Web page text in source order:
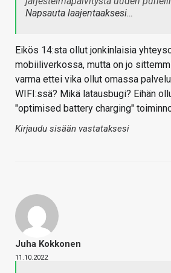
Napsauta laajentaaksesi…
Eikös 14:sta ollut jonkinlaisia
mobiiliverkossa, mutta on jo
varma ettei vika ollut omassa
WIFI:ssä? Mikä latausbugi? Eihän
"optimised battery charging"
Kirjaudu sisään vastataksesi
Juha Kokkonen
11.10.2022